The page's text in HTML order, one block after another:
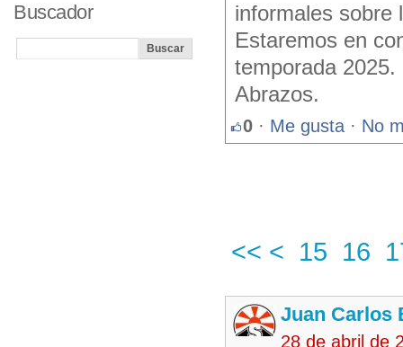
informales sobre
Estaremos en
temporada 2025.
Abrazos.
0 · Me gusta · No
<< < 15 16
Juan Carlos
28 de abril de
Buscador